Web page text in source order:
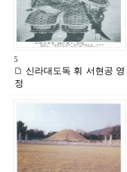
5
신라대도독 휘 서현공 영
정